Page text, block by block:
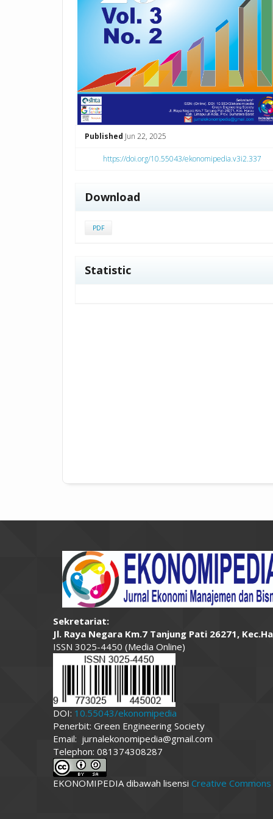
Published Jun 22, 2025
https://doi.org/10.55043/ekonomipedia.v3i2.337
Download
PDF
Statistic
Sekretariat:
Jl. Raya Negara Km.7 Tanjung Pati 26271,
ISSN 3025-4450 (Media Online)
DOI: 10.55043/ekonomipedia
Penerbit: Green Engineering Society
Email: jurnalekonomipedia@gmail.com
Telephon: 081374308287
EKONOMIPEDIA dibawah lisensi Creative